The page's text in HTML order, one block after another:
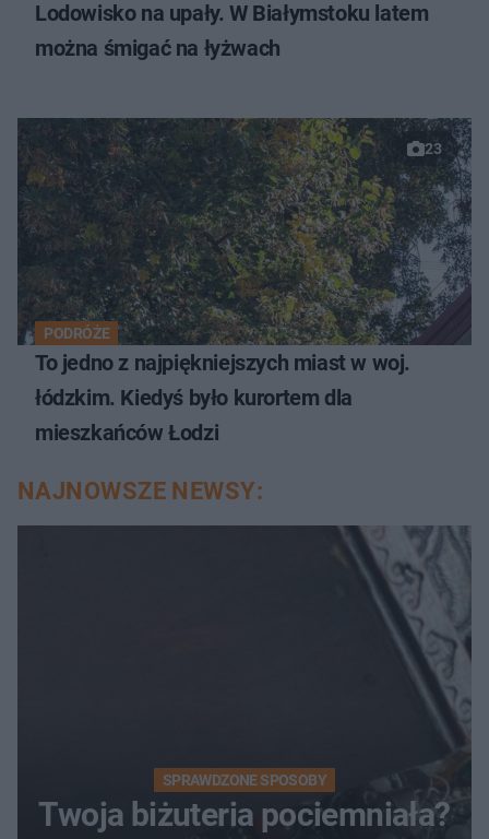
Lodowisko na upały. W Białymstoku latem
można śmigać na łyżwach
23
PODRÓŻE
To jedno z najpiękniejszych miast w woj.
łódzkim. Kiedyś było kurortem dla
mieszkańców Łodzi
NAJNOWSZE NEWSY:
SPRAWDZONE SPOSOBY
Twoja biżuteria pociemniała?